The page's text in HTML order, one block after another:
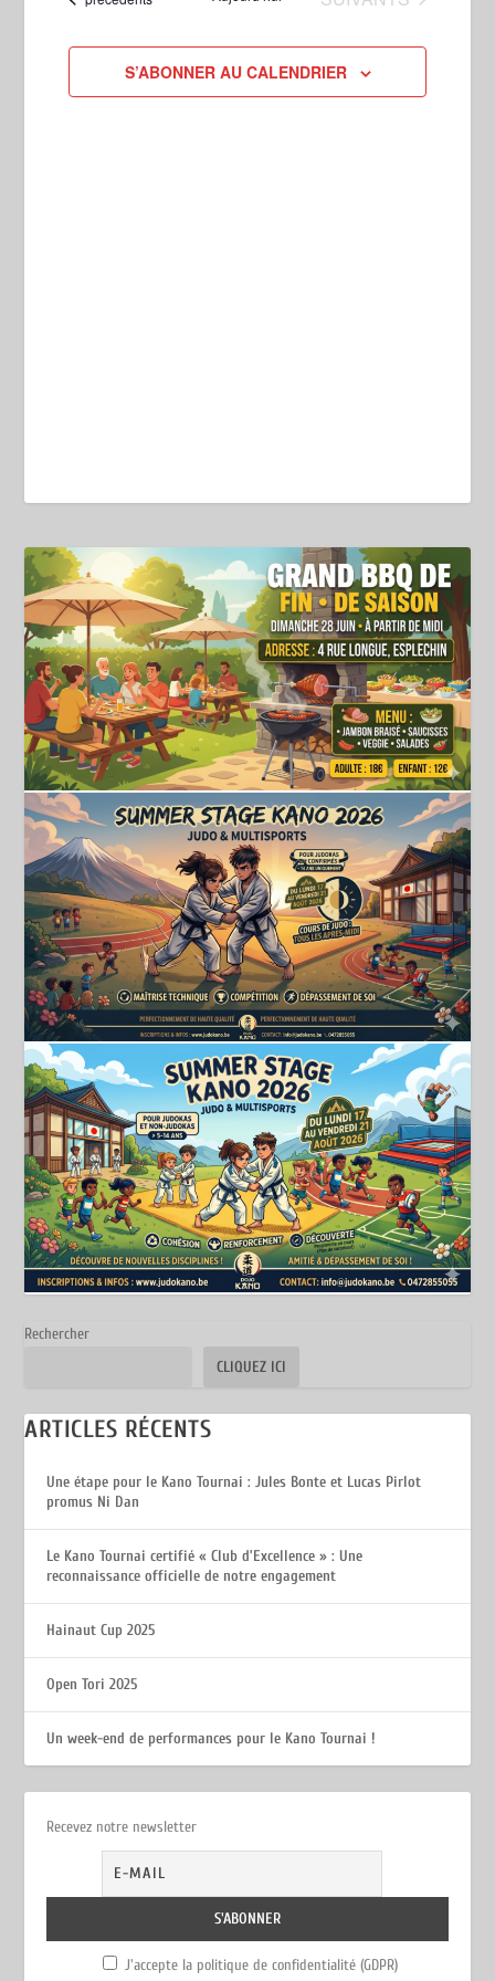
DE
VUES
ÉVÈNEMENTS
date
S’ABONNER AU CALENDRIER
Rechercher
CLIQUEZ ICI
ARTICLES RÉCENTS
Une étape pour le Kano Tournai : Jules Bonte et Lucas Pirlot
promus Ni Dan
Le Kano Tournai certifié « Club d’Excellence » : Une
reconnaissance officielle de notre engagement
Hainaut Cup 2025
Open Tori 2025
Un week-end de performances pour le Kano Tournai !
Recevez notre newsletter
J'accepte la politique de confidentialité (GDPR)